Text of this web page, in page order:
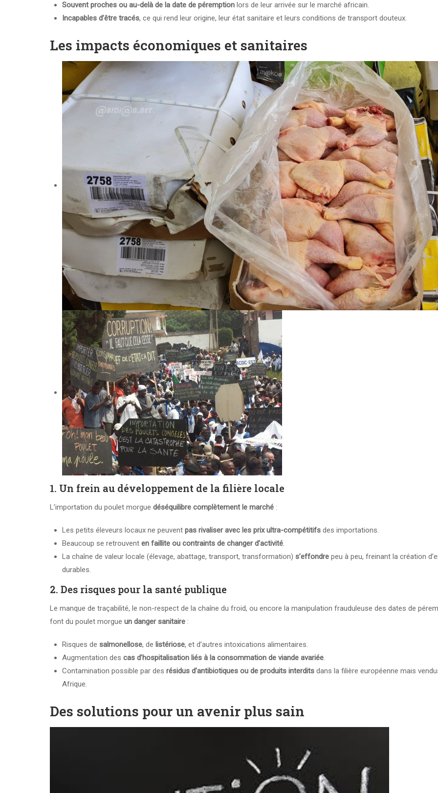
Souvent proches ou au-delà de la date de péremption lors de leur arrivée sur le marché africain.
Incapables d’être tracés, ce qui rend leur origine, leur état sanitaire et leurs conditions de transport douteux.
Les impacts économiques et sanitaires
1. Un frein au développement de la filière locale
L’importation du poulet morgue déséquilibre complètement le marché :
Les petits éleveurs locaux ne peuvent pas rivaliser avec les prix ultra-compétitifs des importations.
Beaucoup se retrouvent en faillite ou contraints de changer d’activité.
La chaîne de valeur locale (élevage, abattage, transport, transformation) s’effondre peu à peu, freinant la création
durables.
2. Des risques pour la santé publique
Le manque de traçabilité, le non-respect de la chaîne du froid, ou encore la manipulation frauduleuse des dates de
font du poulet morgue un danger sanitaire :
Risques de salmonellose, de listériose, et d’autres intoxications alimentaires.
Augmentation des cas d’hospitalisation liés à la consommation de viande avariée.
Contamination possible par des résidus d’antibiotiques ou de produits interdits dans la filière européenne mais
Afrique.
Des solutions pour un avenir plus sain